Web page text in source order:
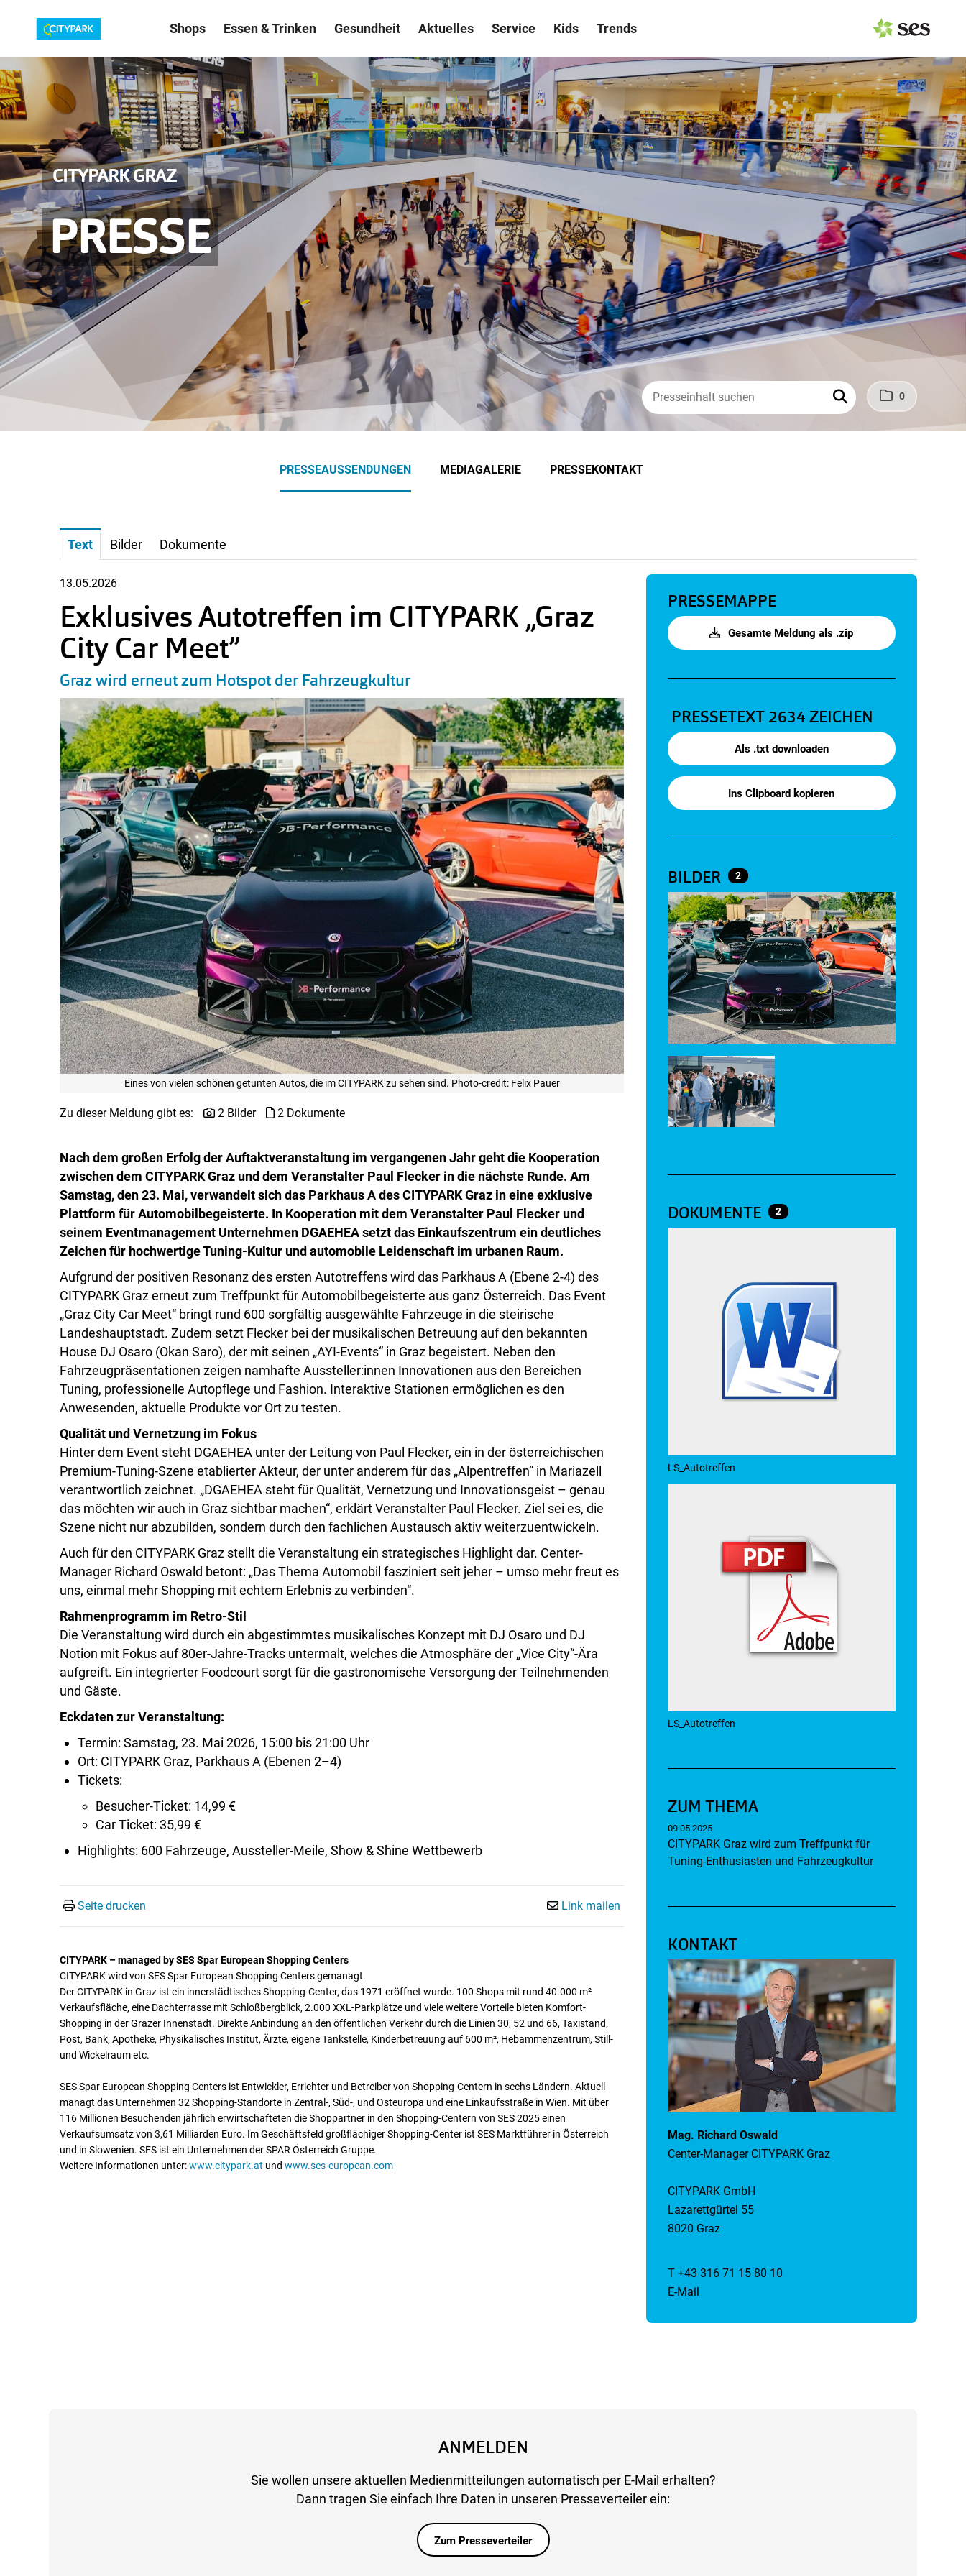
Shops Essen & Trinken Gesundheit Aktuelles Service Kids Trends
0
CITYPARK GRAZ
PRESSE
PRESSEAUSSENDUNGEN MEDIAGALERIE PRESSEKONTAKT
Text Bilder Dokumente
13.05.2026
Exklusives Autotreffen im CITYPARK „Graz
City Car Meet”
Graz wird erneut zum Hotspot der Fahrzeugkultur
Eines von vielen schönen getunten Autos, die im CITYPARK zu sehen sind. Photo-credit: Felix Pauer
Zu dieser Meldung gibt es: 2 Bilder 2 Dokumente
Nach dem großen Erfolg der Auftaktveranstaltung im vergangenen Jahr geht die Kooperation
zwischen dem CITYPARK Graz und dem Veranstalter Paul Flecker in die nächste Runde. Am
Samstag, den 23. Mai, verwandelt sich das Parkhaus A des CITYPARK Graz in eine exklusive
Plattform für Automobilbegeisterte. In Kooperation mit dem Veranstalter Paul Flecker und
seinem Eventmanagement Unternehmen DGAEHEA setzt das Einkaufszentrum ein deutliches
Zeichen für hochwertige Tuning-Kultur und automobile Leidenschaft im urbanen Raum.
Aufgrund der positiven Resonanz des ersten Autotreffens wird das Parkhaus A (Ebene 2-4) des
CITYPARK Graz erneut zum Treffpunkt für Automobilbegeisterte aus ganz Österreich. Das Event
„Graz City Car Meet“ bringt rund 600 sorgfältig ausgewählte Fahrzeuge in die steirische
Landeshauptstadt. Zudem setzt Flecker bei der musikalischen Betreuung auf den bekannten
House DJ Osaro (Okan Saro), der mit seinen „AYI-Events“ in Graz begeistert. Neben den
Fahrzeugpräsentationen zeigen namhafte Aussteller:innen Innovationen aus den Bereichen
Tuning, professionelle Autopflege und Fashion. Interaktive Stationen ermöglichen es den
Anwesenden, aktuelle Produkte vor Ort zu testen.
Qualität und Vernetzung im Fokus
Hinter dem Event steht DGAEHEA unter der Leitung von Paul Flecker, ein in der österreichischen
Premium-Tuning-Szene etablierter Akteur, der unter anderem für das „Alpentreffen“ in Mariazell
verantwortlich zeichnet. „DGAEHEA steht für Qualität, Vernetzung und Innovationsgeist – genau
das möchten wir auch in Graz sichtbar machen“, erklärt Veranstalter Paul Flecker. Ziel sei es, die
Szene nicht nur abzubilden, sondern durch den fachlichen Austausch aktiv weiterzuentwickeln.
Auch für den CITYPARK Graz stellt die Veranstaltung ein strategisches Highlight dar. Center-
Manager Richard Oswald betont: „Das Thema Automobil fasziniert seit jeher – umso mehr freut es
uns, einmal mehr Shopping mit echtem Erlebnis zu verbinden“.
Rahmenprogramm im Retro-Stil
Die Veranstaltung wird durch ein abgestimmtes musikalisches Konzept mit DJ Osaro und DJ
Notion mit Fokus auf 80er-Jahre-Tracks untermalt, welches die Atmosphäre der „Vice City“-Ära
aufgreift. Ein integrierter Foodcourt sorgt für die gastronomische Versorgung der Teilnehmenden
und Gäste.
Eckdaten zur Veranstaltung:
Termin: Samstag, 23. Mai 2026, 15:00 bis 21:00 Uhr
Ort: CITYPARK Graz, Parkhaus A (Ebenen 2–4)
Tickets:
Besucher-Ticket: 14,99 €
Car Ticket: 35,99 €
Highlights: 600 Fahrzeuge, Aussteller-Meile, Show & Shine Wettbewerb
Seite drucken Link mailen
CITYPARK – managed by SES Spar European Shopping Centers
CITYPARK wird von SES Spar European Shopping Centers gemanagt.
Der CITYPARK in Graz ist ein innerstädtisches Shopping-Center, das 1971 eröffnet wurde. 100 Shops mit rund 40.000 m²
Verkaufsfläche, eine Dachterrasse mit Schloßbergblick, 2.000 XXL-Parkplätze und viele weitere Vorteile bieten Komfort-
Shopping in der Grazer Innenstadt. Direkte Anbindung an den öffentlichen Verkehr durch die Linien 30, 52 und 66, Taxistand,
Post, Bank, Apotheke, Physikalisches Institut, Ärzte, eigene Tankstelle, Kinderbetreuung auf 600 m², Hebammenzentrum, Still-
und Wickelraum etc.
SES Spar European Shopping Centers ist Entwickler, Errichter und Betreiber von Shopping-Centern in sechs Ländern. Aktuell
managt das Unternehmen 32 Shopping-Standorte in Zentral-, Süd-, und Osteuropa und eine Einkaufsstraße in Wien. Mit über
116 Millionen Besuchenden jährlich erwirtschafteten die Shoppartner in den Shopping-Centern von SES 2025 einen
Verkaufsumsatz von 3,61 Milliarden Euro. Im Geschäftsfeld großflächiger Shopping-Center ist SES Marktführer in Österreich
und in Slowenien. SES ist ein Unternehmen der SPAR Österreich Gruppe.
Weitere Informationen unter:www.citypark.at und www.ses-european.com
PRESSEMAPPE
Gesamte Meldung als .zip
PRESSETEXT 2634 ZEICHEN
Als .txt downloaden
Ins Clipboard kopieren
BILDER 2
DOKUMENTE 2
LS_Autotreffen
LS_Autotreffen
ZUM THEMA
09.05.2025
CITYPARK Graz wird zum Treffpunkt für
Tuning-Enthusiasten und Fahrzeugkultur
KONTAKT
Mag. Richard Oswald
Center-Manager CITYPARK Graz
CITYPARK GmbH
Lazarettgürtel 55
8020 Graz
T +43 316 71 15 80 10
E-Mail
ANMELDEN
Sie wollen unsere aktuellen Medienmitteilungen automatisch per E-Mail erhalten?
Dann tragen Sie einfach Ihre Daten in unseren Presseverteiler ein:
Zum Presseverteiler